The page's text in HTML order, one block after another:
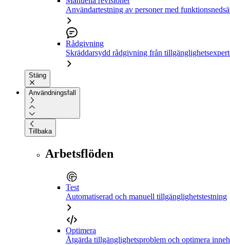
Användartestning av personer med
Rådgivning
Skräddarsydd rådgivning från
Stäng
Användningsfall
Tillbaka
Arbetsflöden
Test
Automatiserad och manuell tillgänglighetstestning
Optimera
Åtgärda tillgänglighetsproblem och optimera